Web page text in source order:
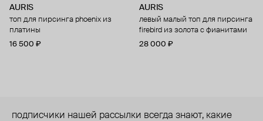
AURIS
топ для пирсинга phoenix из
платины
16 500 ₽
AURIS
левый малый топ для пирсинга
firebird из золота с фианитами
28 000 ₽
подписчики нашей рассылки всегда знают, какие